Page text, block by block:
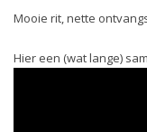
Mooie rit, nette
Hier een (wat lange)